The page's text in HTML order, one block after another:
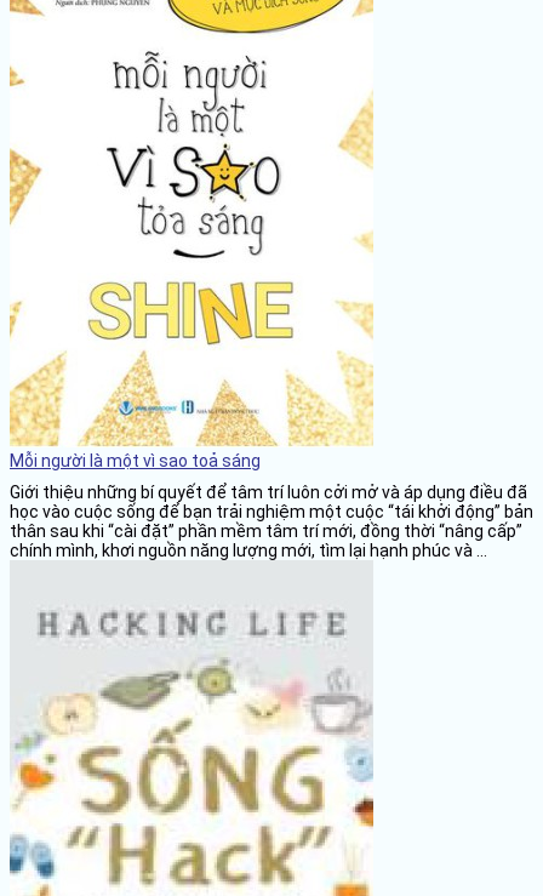
Mỗi người là một vì sao toả sáng
Giới thiệu những bí quyết để tâm trí luôn cởi mở và áp dụng điều đã
học vào cuộc sống để bạn trải nghiệm một cuộc “tái khởi động” bản
thân sau khi “cài đặt” phần mềm tâm trí mới, đồng thời “nâng cấp”
chính mình, khơi nguồn năng lượng mới, tìm lại hạnh phúc và ...